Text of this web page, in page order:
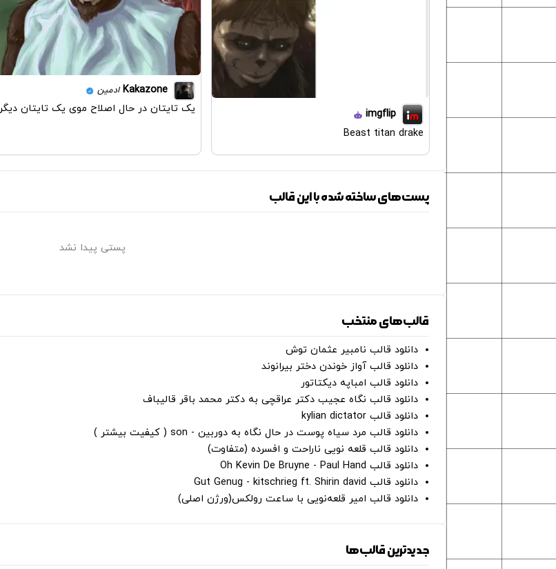
imgflip
Beast titan drake
Kakazone ادمین
یک تایتان در حال اصلاح موی یک تایتان دیگر
پست‌های ساخته شده با این قالب
پستی پیدا نشد
قالب‌های منتخب
دانلود قالب نامبیر عثمان ‌توش
دانلود قالب آواز خوندن دختر بیرانوند
دانلود قالب امباپه دیکتاتور
دانلود قالب نگاه عجیب دکتر عراقچی به دکتر محمد باقر قالیباف
دانلود قالب kylian dictator
دانلود قالب مرد سیاه پوست در حال نگاه به دوربین - son ( کیفیت بیشتر )
دانلود قالب قلعه نویی ناراحت و افسرده (متفاوت)
دانلود قالب Oh Kevin De Bruyne - Paul Hand
دانلود قالب Gut Genug - kitschrieg ft. Shirin david
دانلود قالب امیر قلعه‌نویی با ساعت رولکس(ورژن اصلی)
جدیدترین قالب‌ها